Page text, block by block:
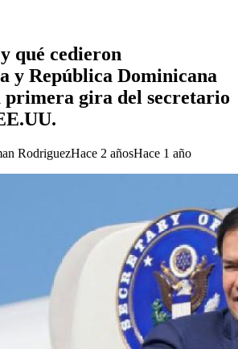
qué cedieron
y República Dominicana
primera gira del secretario
RodriguezHace 2 añosHace 1 año